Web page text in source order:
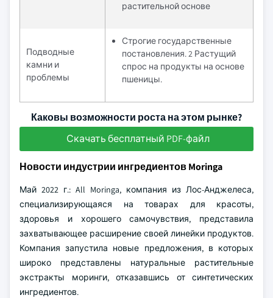
растительной основе
Подводные
камни и
проблемы
Строгие государственные
постановления. 2 Растущий
спрос на продукты на основе
пшеницы.
Каковы возможности роста на этом рынке?
Скачать бесплатный PDF-файл
Новости индустрии ингредиентов Moringa
Май 2022 г.: All Moringa, компания из Лос-Анджелеса,
специализирующаяся на товарах для красоты,
здоровья и хорошего самочувствия, представила
захватывающее расширение своей линейки продуктов.
Компания запустила новые предложения, в которых
широко представлены натуральные растительные
экстракты моринги, отказавшись от синтетических
ингредиентов.